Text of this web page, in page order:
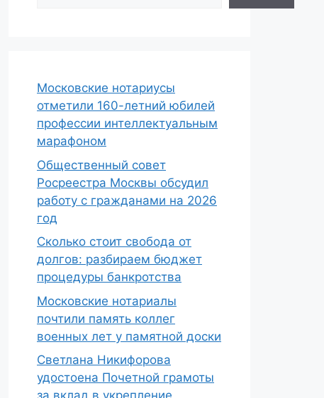
Московские нотариусы
отметили 160-летний юбилей
профессии интеллектуальным
марафоном
Общественный совет
Росреестра Москвы обсудил
работу с гражданами на 2026
год
Сколько стоит свобода от
долгов: разбираем бюджет
процедуры банкротства
Московские нотариалы
почтили память коллег
военных лет у памятной доски
Светлана Никифорова
удостоена Почетной грамоты